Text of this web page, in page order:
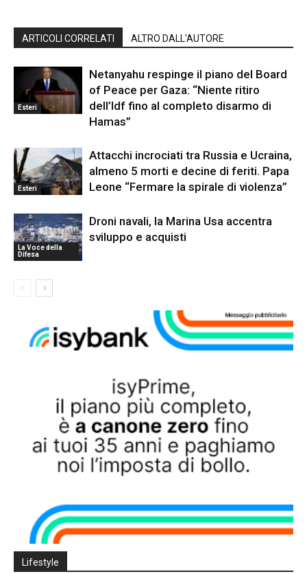
ARTICOLI CORRELATI ALTRO DALL'AUTORE
Esteri
Netanyahu respinge il piano del Board
of Peace per Gaza: “Niente ritiro
dell’Idf fino al completo disarmo di
Hamas”
Esteri
Attacchi incrociati tra Russia e Ucraina,
almeno 5 morti e decine di feriti. Papa
Leone “Fermare la spirale di violenza”
La Voce della
Difesa
Droni navali, la Marina Usa accentra
sviluppo e acquisti
Lifestyle